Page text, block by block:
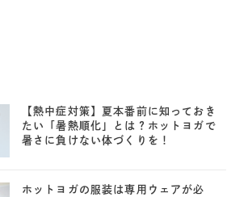
【熱中症対策】夏本番前に知っておき
たい「暑熱順化」とは？ホットヨガで
暑さに負けない体づくりを！
ホットヨガの服装は専用ウェアが必